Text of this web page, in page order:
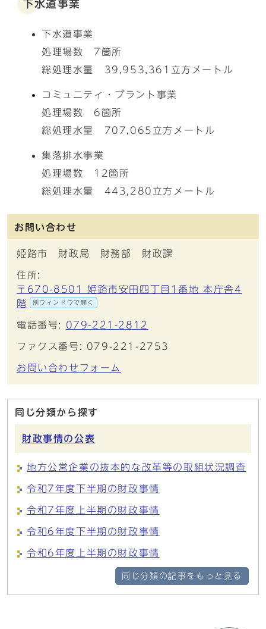
下水道事業
下水道事業
処理場数 7箇所
総処理水量 39,953,361立方メートル
コミュニティ・プラント事業
処理場数 6箇所
総処理水量 707,065立方メートル
集落排水事業
処理場数 12箇所
総処理水量 443,280立方メートル
お問い合わせ
姫路市 財政局 財務部 財政課
住所:
〒670-8501 姫路市安田四丁目1番地 本庁舎4
階
別ウィンドウで開く
電話番号: 079-221-2812
ファクス番号: 079-221-2753
お問い合わせフォーム
同じ分類から探す
財政事情の公表
地方公営企業の抜本的な改革等の取組状況調査
令和7年度下半期の財政事情
令和7年度上半期の財政事情
令和6年度下半期の財政事情
令和6年度上半期の財政事情
同じ分類の記事をもっと見る